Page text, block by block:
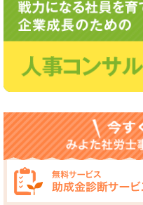
ゲ
ー
シ
ョ
ン